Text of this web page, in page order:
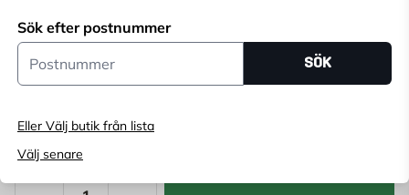
Sök efter postnummer
Postnummer
SÖK
Eller Välj butik från lista
Välj senare
polykarbonat-skiva.
Endast online
Angepostnummerför att se lagerstatus
895 KR